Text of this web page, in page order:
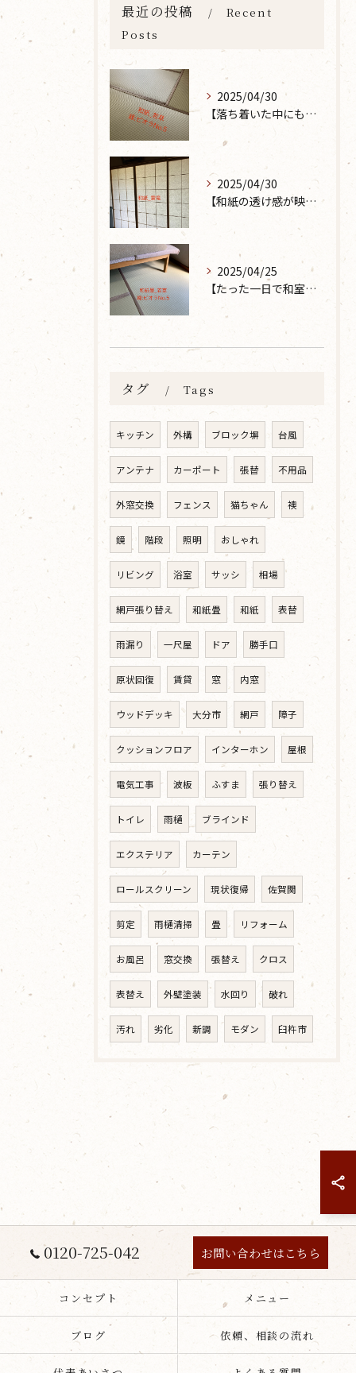
最近の投稿
Recent
Posts
2025/04/30
【落ち着いた中にも華やかな雰囲気を】大分市で畳の表替えなら 張替本舗 金沢屋 坂ノ市店へ
2025/04/30
【和紙の透け感が映えるとても素敵な空間に】大分市で障子の張り替えなら 張替本舗 金沢屋 坂ノ市店へ
2025/04/25
【たった一日で和室が生まれ変わった話】畳の表替えなら 張替本舗 金沢屋 坂ノ市店へ
タグ Tags
キッチン 外構 ブロック塀 台風
アンテナ カーポート 張替 不用品
外窓交換 フェンス 猫ちゃん 襖
鏡 階段 照明 おしゃれ
リビング 浴室 サッシ 相場
網戸張り替え 和紙畳 和紙 表替
雨漏り 一尺屋 ドア 勝手口
原状回復 賃貸 窓 内窓
ウッドデッキ 大分市 網戸 障子
クッションフロア インターホン 屋根
電気工事 波板 ふすま 張り替え
トイレ 雨樋 ブラインド
エクステリア カーテン
ロールスクリーン 現状復帰 佐賀関
剪定 雨樋清掃 畳 リフォーム
お風呂 窓交換 張替え クロス
表替え 外壁塗装 水回り 破れ
汚れ 劣化 新調 モダン 臼杵市
0120-725-042 お問い合わせはこちら
コンセプト メニュー
ブログ 依頼、相談の流れ